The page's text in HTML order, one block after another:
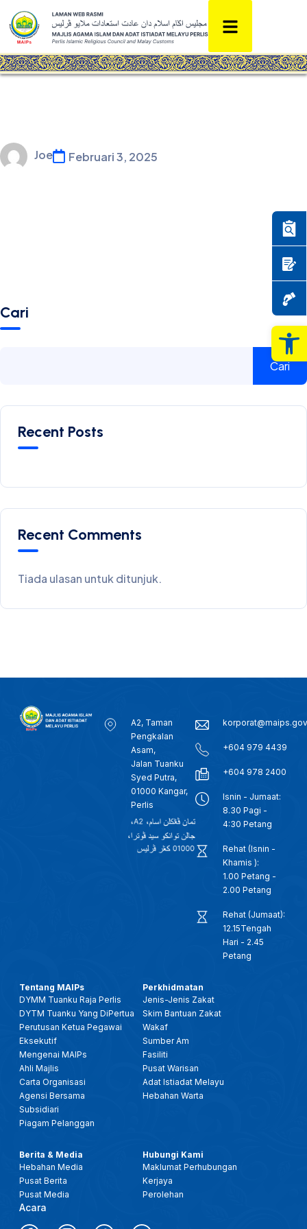
Joe Februari 3, 2025
Cari
Cari
Recent Posts
Recent Comments
Tiada ulasan untuk ditunjuk.
A2, Taman
Pengkalan
Asam,
Jalan Tuanku
Syed Putra,
01000 Kangar,
Perlis
+604 979 4439
+604 978 2400
Isnin - Jumaat:
8.30 Pagi -
4:30 Petang
Rehat (Isnin -
Khamis ):
1.00 Petang -
2.00 Petang
Rehat (Jumaat):
12.15Tengah
Hari - 2.45
Petang
Tentang MAIPs
DYMM Tuanku Raja Perlis
DYTM Tuanku Yang DiPertua
Perutusan Ketua Pegawai
Eksekutif
Mengenai MAIPs
Ahli Majlis
Carta Organisasi
Agensi Bersama
Subsidiari
Piagam Pelanggan
Perkhidmatan
Jenis-Jenis Zakat
Skim Bantuan Zakat
Wakaf
Sumber Am
Fasiliti
Pusat Warisan
Adat Istiadat Melayu
Hebahan Warta
Berita & Media
Hebahan Media
Pusat Berita
Pusat Media
Acara
Hubungi Kami
Maklumat Perhubungan
Kerjaya
Perolehan